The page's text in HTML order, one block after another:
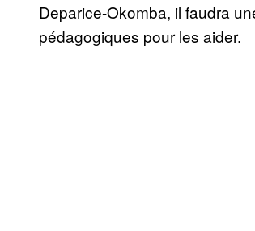
Deparice-Okomba, il faudra
pédagogiques pour les aider.